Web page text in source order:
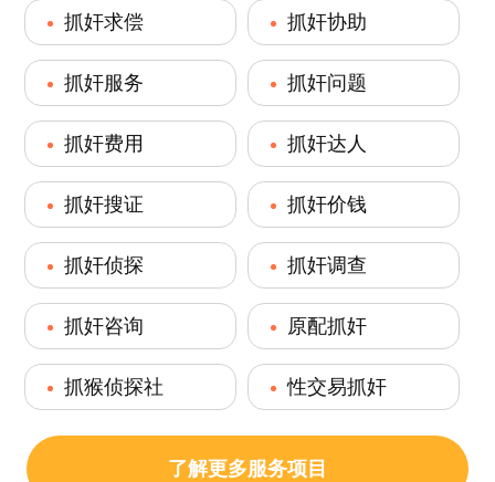
抓奸求偿 抓奸协助
抓奸服务 抓奸问题
抓奸费用 抓奸达人
抓奸搜证 抓奸价钱
抓奸侦探 抓奸调查
抓奸咨询 原配抓奸
抓猴侦探社 性交易抓奸
了解更多服务项目